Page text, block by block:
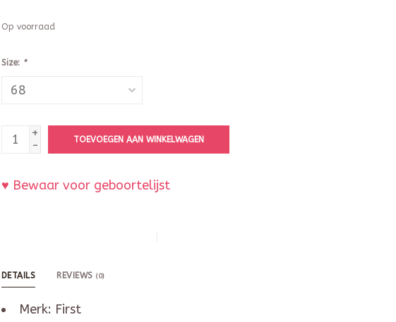
Op voorraad
Size: *
+
-
TOEVOEGEN AAN WINKELWAGEN
♥ Bewaar voor geboortelijst
DETAILS REVIEWS (0)
Merk: First